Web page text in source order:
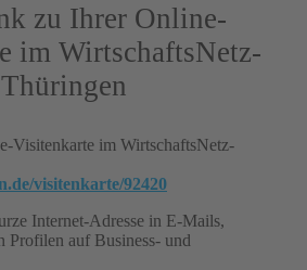
zu Ihrer Online-
im WirtschaftsNetz-
Thüringen
Visitenkarte im WirtschaftsNetz-
visitenkarte/92420
Internet-Adresse in E-Mails,
Profilen auf Business- und